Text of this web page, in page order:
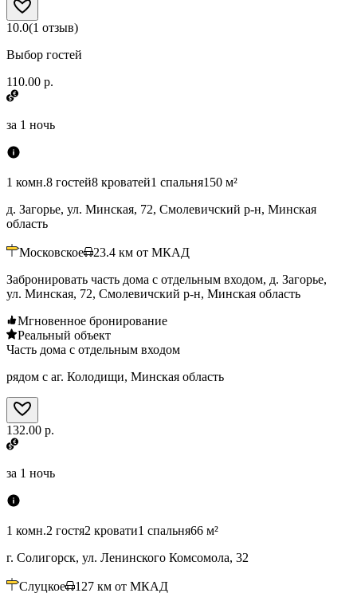
10.0(1 отзыв)
Выбор гостей
110.00 р.
за 1 ночь
1 комн.8 гостей8 кроватей1 спальня150 м²
д. Загорье, ул. Минская, 72, Смолевичский р-н, Минская
область
Московское 23.4 км от МКАД
Забронировать часть дома с отдельным входом, д. Загорье,
ул. Минская, 72, Смолевичский р-н, Минская область
Мгновенное бронирование
Реальный объект
Часть дома с отдельным входом
рядом с аг. Колодищи, Минская область
132.00 р.
за 1 ночь
1 комн.2 гостя2 кровати1 спальня66 м²
г. Солигорск, ул. Ленинского Комсомола, 32
Слуцкое 127 км от МКАД